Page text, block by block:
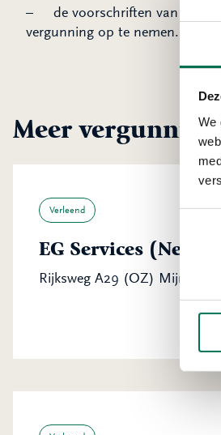
We
– de voorschriften van de
vergunning op te nemen.
Meer
Verleend
EG Services
Rijksweg A29 (OZ)